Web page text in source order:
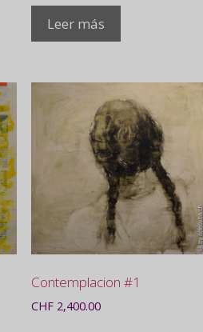
Leer más
Contemplacion #1
CHF2,400.00